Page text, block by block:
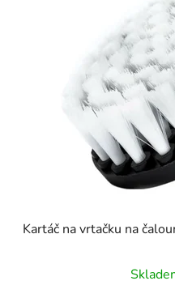
Kartáč na vrtačku na